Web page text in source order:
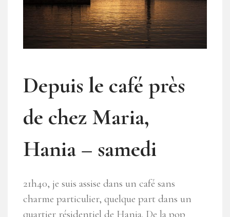
Depuis le café près
de chez Maria,
Hania – samedi
21h40, je suis assise dans un café sans
charme particulier, quelque part dans un
quartier résidentiel de Hania. De la pop